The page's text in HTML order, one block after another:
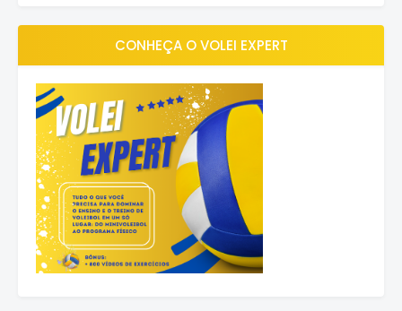
CONHEÇA O VOLEI EXPERT